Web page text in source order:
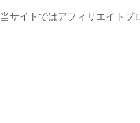
当サイトではアフィリエイトプ